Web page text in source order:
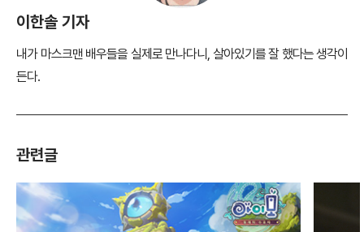
이한솔 기자
내가 마스크맨 배우들을 실제로 만나다니, 살아있기를 잘 했다는 생각이
든다.
관련글